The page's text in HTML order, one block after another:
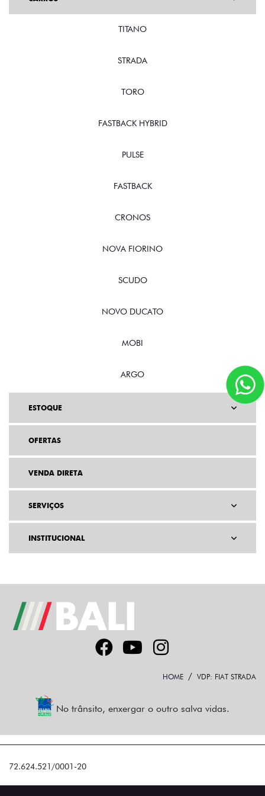
TITANO
STRADA
TORO
FASTBACK HYBRID
PULSE
FASTBACK
CRONOS
NOVA FIORINO
SCUDO
NOVO DUCATO
MOBI
ARGO
ESTOQUE
OFERTAS
VENDA DIRETA
SERVIÇOS
INSTITUCIONAL
HOME VDP: FIAT STRADA
No trânsito, enxergar o outro salva vidas.
72.624.521/0001-20